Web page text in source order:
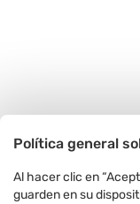
Política general
Al hacer clic en
guarden en su